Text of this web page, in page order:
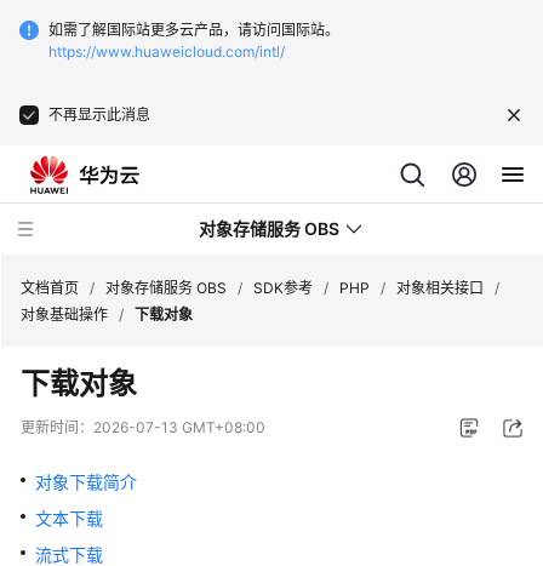
如需了解国际站更多云产品，请访问国际站。
https://www.huaweicloud.com/intl/
不再显示此消息
对象存储服务 OBS
最
新
动
务
公
文档首页 / 对象存储服务 OBS / SDK参考 / PHP / 对象相关接口
/
对象基础操作 / 下载对象
下载对象
更新时间： 2026-07-13 GMT+08:00
对象下载简介
文本下载
流式下载